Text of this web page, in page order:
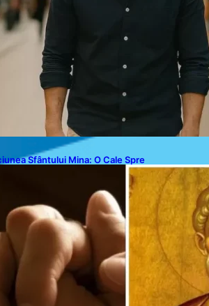
Sfântului Mina: O Cale Spre